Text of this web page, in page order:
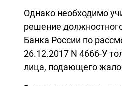
Однако необходимо
решение
Банка России по
26.12.2017 N 4666-У
лица, подающего